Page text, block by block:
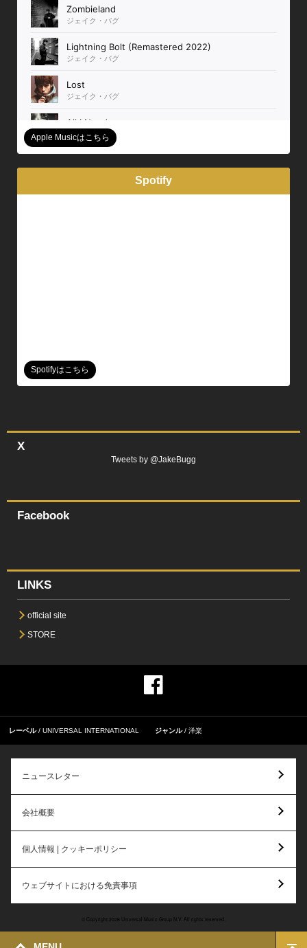
Apple Musicはこちら
Spotify
Spotifyはこちら
X
Tweets by @JakeBugg
Facebook
LINKS
official site
STORE
レーベル UNIVERSAL INTERNATIONAL ジャンル 洋楽
ニュースレター
会社概要
個人情報 | クッキーポリシー
ウェブサイトにおける免責事項
© Copyright 2026 Universal Music Group N.V. All rights reserved.